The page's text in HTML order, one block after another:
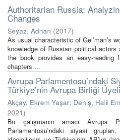
Authoritarian Russia:
Changes
Seyaz, Adnan (2017)
As usual characteristic of Gel’man’s
knowledge of Russian political
the book provides an easy-reading
chapters ...
Avrupa Parlamentosu’ndaki
Türkiye’nin Avrupa Birliği
Akçay, Ekrem Yaşar; Deniş, Halil
2021)
Bu çalışmanın amacı Avrupa
Parlamentosu’ndaki siyasi